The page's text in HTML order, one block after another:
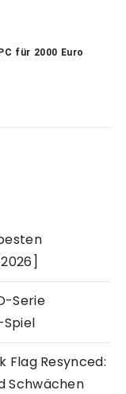
für 2000 Euro
Serie
Flag Resynced:
Schwächen